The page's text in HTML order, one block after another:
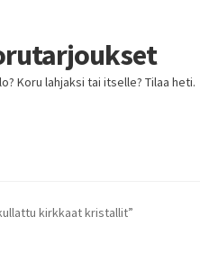
Koru lahjaksi tai itselle? Tilaa heti.
kirkkaat kristallit”